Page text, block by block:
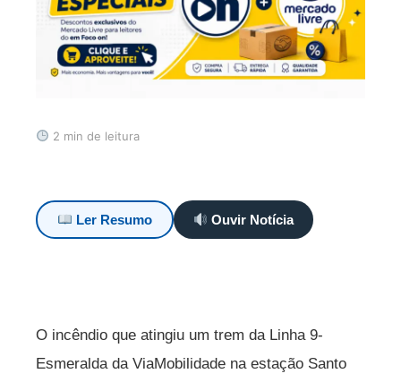
2 min de leitura
Ler Resumo Ouvir Notícia
O incêndio que atingiu um trem da Linha 9-
Esmeralda da ViaMobilidade na estação Santo